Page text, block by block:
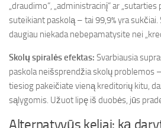
„draudimo“, „administracinį“ ar
suteikiant paskolą – tai 99,9% yra
daugiau niekada nebepamatysite nei
Skolų spiralės efektas: Svarbiausia
paskola neišsprendžia skolų problemos
tiesiog pakeičiate vieną kreditorių kitu,
sąlygomis. Užuot lipę iš duobės, jūs
Alternatyvūs keliai: ką